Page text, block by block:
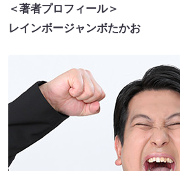
＜著者プロフィール＞
レインボージャンボたかお